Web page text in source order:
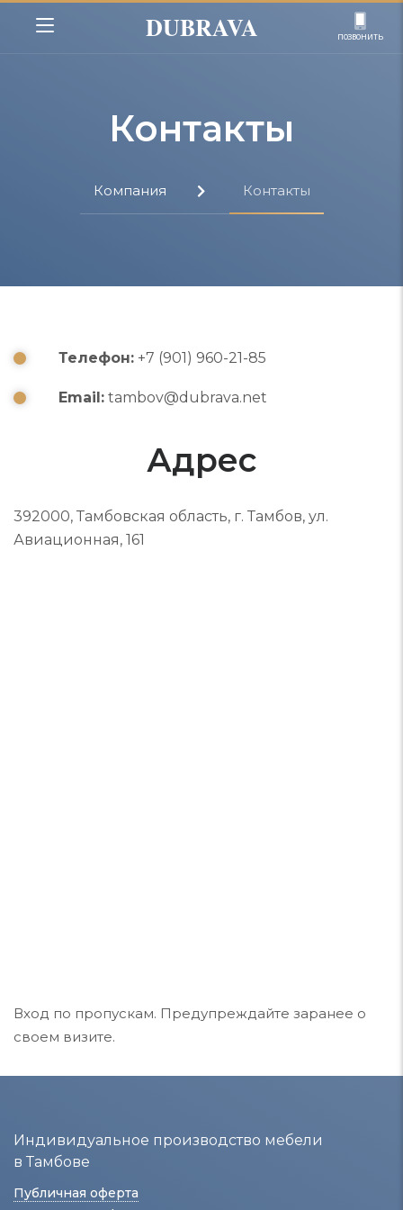
DUBRAVA позвонить
Контакты
Компания Контакты
Телефон: +7 (901) 960-21-85
Email: tambov@dubrava.net
Адрес
392000, Тамбовская область, г. Тамбов, ул.
Авиационная, 161
Вход по пропускам. Предупреждайте заранее о
своем визите.
Индивидуальное производство мебели
в Тамбове
Публичная оферта